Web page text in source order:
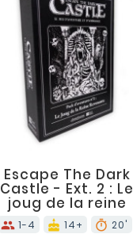
PAS EN STOCK
Escape The Dark
Castle - Ext. 2 : Le
joug de la reine
groups
1-4 cake 14+ timer 20'